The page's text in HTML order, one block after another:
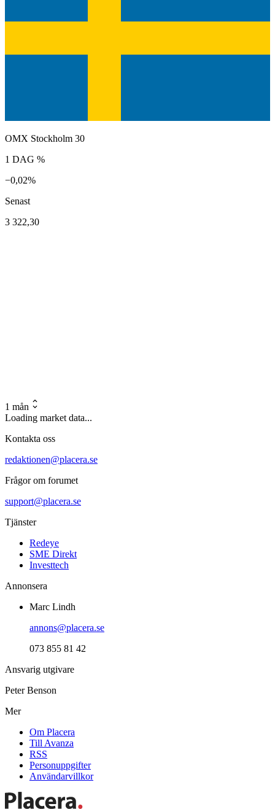
OMX Stockholm 30
1 DAG %
−0,02%
Senast
3 322,30
1 mån
Loading market data...
Kontakta oss
redaktionen@placera.se
Frågor om forumet
support@placera.se
Tjänster
Redeye
SME Direkt
Investtech
Annonsera
Marc Lindh
annons@placera.se
073 855 81 42
Ansvarig utgivare
Peter Benson
Mer
Om Placera
Till Avanza
RSS
Personuppgifter
Användarvillkor